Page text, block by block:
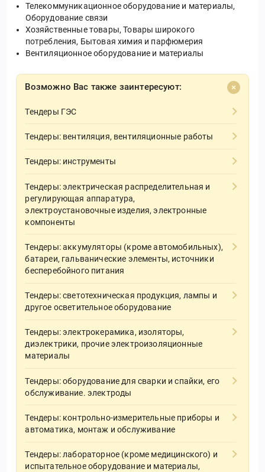
Телекоммуникационное оборудование и материалы,
Оборудование связи
Хозяйственные товары, Товары широкого
потребления, Бытовая химия и парфюмерия
Вентиляционное оборудование и материалы
Возможно Вас также заинтересуют:
Тендеры ГЭС
Тендеры: вентиляция, вентиляционные работы
Тендеры: инструменты
Тендеры: электрическая распределительная и
регулирующая аппаратура,
электроустановочные изделия, электронные
компоненты
Тендеры: аккумуляторы (кроме автомобильных),
батареи, гальванические элементы, источники
бесперебойного питания
Тендеры: светотехническая продукция, лампы и
другое осветительное оборудование
Тендеры: электрокерамика, изоляторы,
диэлектрики, прочие электроизоляционные
материалы
Тендеры: оборудование для сварки и спайки, его
обслуживание. электроды
Тендеры: контрольно-измерительные приборы и
автоматика, монтаж и обслуживание
Тендеры: лабораторное (кроме медицинского) и
испытательное оборудование и материалы,